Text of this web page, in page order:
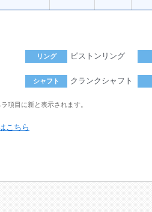
リング ピストンリング
シャフト クランクシャフト
項目に新と表示されます。
こちら